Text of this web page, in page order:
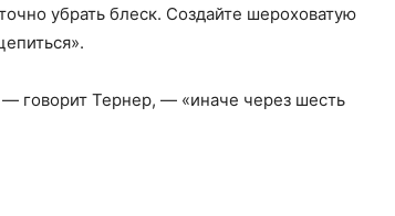
убрать блеск. Создайте шероховатую
говорит Тернер, — «иначе через шесть